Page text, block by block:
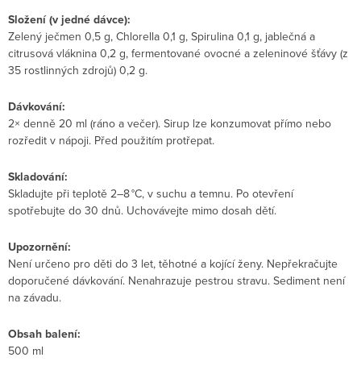
Složení (v jedné dávce):
Zelený ječmen 0,5 g, Chlorella 0,1 g, Spirulina 0,1 g, jablečná a
citrusová vláknina 0,2 g, fermentované ovocné a zeleninové šťávy (z
35 rostlinných zdrojů) 0,2 g.
Dávkování:
2× denně 20 ml (ráno a večer). Sirup lze konzumovat přímo nebo
rozředit v nápoji. Před použitím protřepat.
Skladování:
Skladujte při teplotě 2–8 °C, v suchu a temnu. Po otevření
spotřebujte do 30 dnů. Uchovávejte mimo dosah dětí.
Upozornění:
Není určeno pro děti do 3 let, těhotné a kojící ženy. Nepřekračujte
doporučené dávkování. Nenahrazuje pestrou stravu. Sediment není
na závadu.
Obsah balení:
500 ml